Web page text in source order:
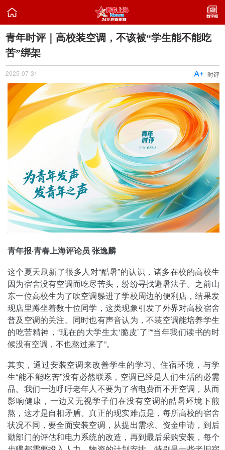

青年时评｜高校装空调，不该被“学生能不能吃
苦”绑架
2025-07-31 时评

青年报·青春上海评论员 张逸麟
这个夏天刷新了很多人对“酷暑”的认识，诸多在校的高校生
因为宿舍没有空调而吃尽苦头，纷纷寻找避暑法子。之前山
东一位高校生为了吹空调躲进了学校周边的便利店，结果发
现店里蹲坐着数十位同学，这类现象引发了外界对高校宿舍
普及空调的关注。同时也有声音认为，不装空调能培养学生
的吃苦精神，“现在的大学生太‘脆皮’了”“当年我们读书的时
候没有空调，不也熬过来了”。
其实，通过安装空调来改善学生的学习、住宿环境，与学
生“能不能吃苦”没有必然联系，空调已经是人们生活的必需
品。我们一边呼吁老年人不要为了省电费而不开空调，从而
影响健康，一边又无视学子们在没有空调的酷暑环境下煎
熬，这才是自相矛盾。真正的现实难点是，每所高校的宿舍
状况不同，要全面安装空调，从提出需求、资金申请，到后
勤部门的评估和电力系统的改造，再到最后采购安装，每个